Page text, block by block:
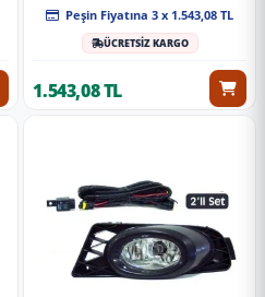
Peşin Fiyatına 3 x 1.543,08 TL
ÜCRETSİZ KARGO
1.543,08 TL